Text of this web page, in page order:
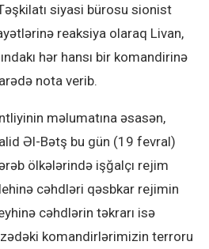
siyasi bürosu sionist
reaksiya olaraq Livan,
hər hansı bir komandirinə
nota verib.
məlumatına əsasən,
Əl-Bətş bu gün (19 fevral)
ölkələrində işğalçı rejim
cəhdləri qəsbkar rejimin
cəhdlərin təkrarı isə
komandirlərimizin terroru